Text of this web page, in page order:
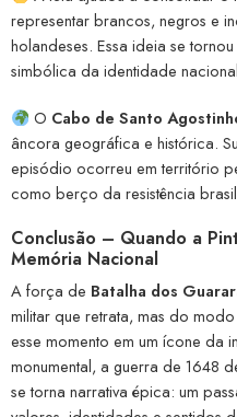
representar brancos, negros e
holandeses. Essa ideia se
simbólica da identidade
O Cabo de Santo
âncora geográfica e histórica.
episódio ocorreu em território
como berço da resistência
Conclusão – Quando a
Memória Nacional
A força de Batalha dos
militar que retrata, mas do
esse momento em um ícone da
monumental, a guerra de 1648
se torna narrativa épica: um